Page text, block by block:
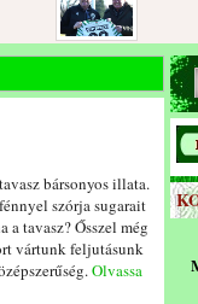
Dálnoki József
bársonyos illata.
szórja sugarait
a tavasz? Ősszel még
vártunk feljutásunk
Olvassa